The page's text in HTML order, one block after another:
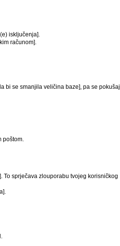
isključenja].
računom].
bi se smanjila veličina baze], pa se pokušaj
poštom.
To sprječava zlouporabu tvojeg korisničkog